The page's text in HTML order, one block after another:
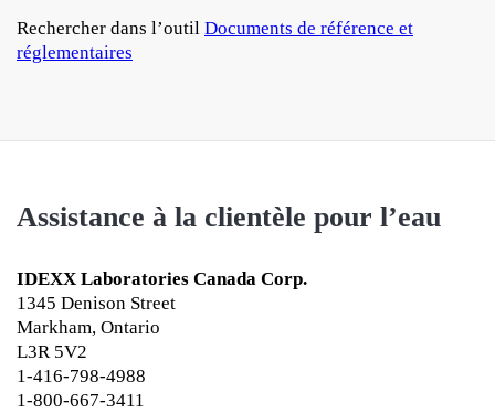
Rechercher dans l’outil Documents de référence et
réglementaires
Assistance à la clientèle pour l’eau
IDEXX Laboratories Canada Corp.
1345 Denison Street
Markham, Ontario
L3R 5V2
1-416-798-4988
1-800-667-3411